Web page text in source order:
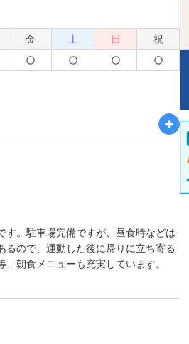
金 土 日
祝
す。駐車場完備ですが、昼食時などは
ので、運動した後に帰りに立ち寄る
朝食メニューも充実しています。